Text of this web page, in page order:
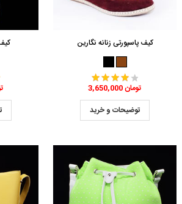
کیف پاسپورتی زنانه نگارین
3,650,000 تومان
توضیحات و خرید